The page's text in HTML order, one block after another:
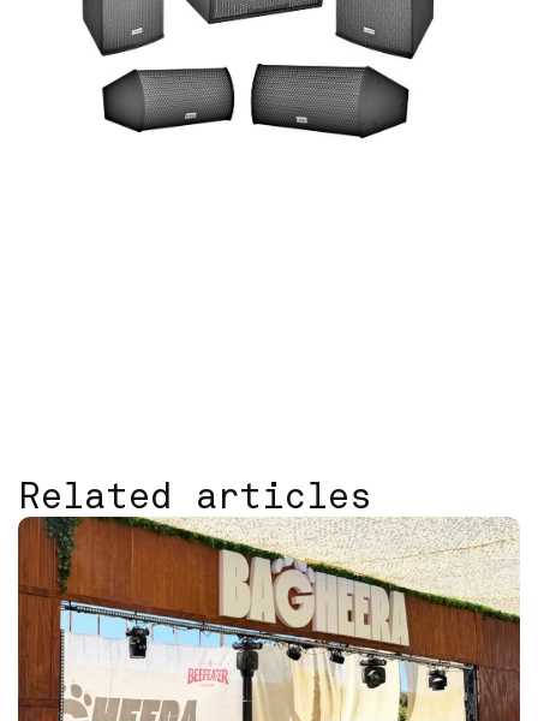
Related articles